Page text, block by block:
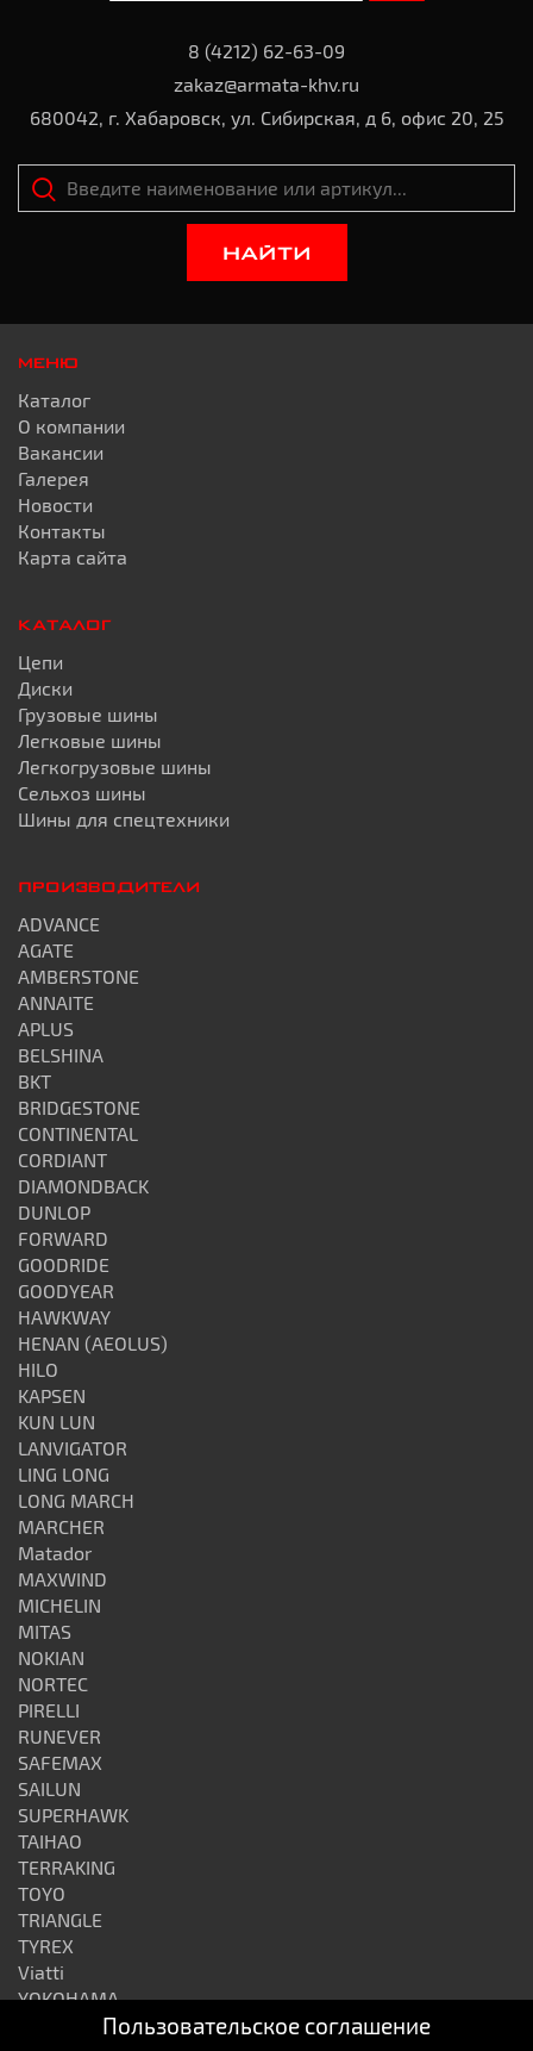
8 (4212) 62-63-09
zakaz@armata-khv.ru
680042, г. Хабаровск, ул. Сибирская, д 6, офис 20, 25
НАЙТИ
МЕНЮ
Каталог
О компании
Вакансии
Галерея
Новости
Контакты
Карта сайта
КАТАЛОГ
Цепи
Диски
Грузовые шины
Легковые шины
Легкогрузовые шины
Сельхоз шины
Шины для спецтехники
ПРОИЗВОДИТЕЛИ
ADVANCE
AGATE
AMBERSTONE
ANNAITE
APLUS
BELSHINA
BKT
BRIDGESTONE
CONTINENTAL
CORDIANT
DIAMONDBACK
DUNLOP
FORWARD
GOODRIDE
GOODYEAR
HAWKWAY
HENAN (AEOLUS)
HILO
KAPSEN
KUN LUN
LANVIGATOR
LING LONG
LONG MARCH
MARCHER
Matador
MAXWIND
MICHELIN
MITAS
NOKIAN
NORTEC
PIRELLI
RUNEVER
SAFEMAX
SAILUN
SUPERHAWK
TAIHAO
TERRAKING
TOYO
TRIANGLE
TYREX
Viatti
YOKOHAMA
АЛТАЙШИНАПользовательское соглашение